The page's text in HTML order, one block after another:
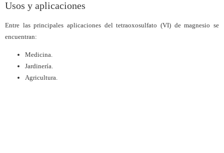
Usos y aplicaciones
Entre las principales aplicaciones del tetraoxosulfato (VI) de magnesio se
encuentran:
Medicina.
Jardinería.
Agricultura.